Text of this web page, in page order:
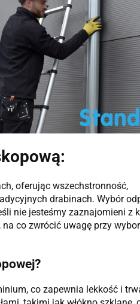
oferując wszechstronność,
drabinach. Wybór
nie jesteśmy zaznajomieni z
co zwrócić uwagę przy
co zapewnia lekkość i